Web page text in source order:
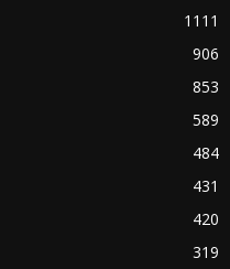
1111
906
853
589
484
431
420
319